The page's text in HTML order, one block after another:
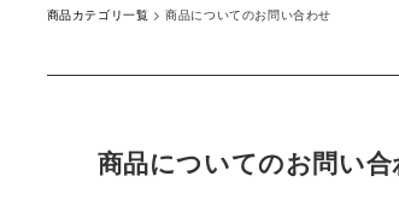
商品カテゴリ一覧 > 商品についてのお問い合わせ
商品についてのお問い合